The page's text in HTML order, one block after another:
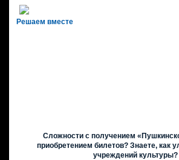
Решаем вместе
Сложности с получением
приобретением билетов? Знаете, как
учреждений культуры?